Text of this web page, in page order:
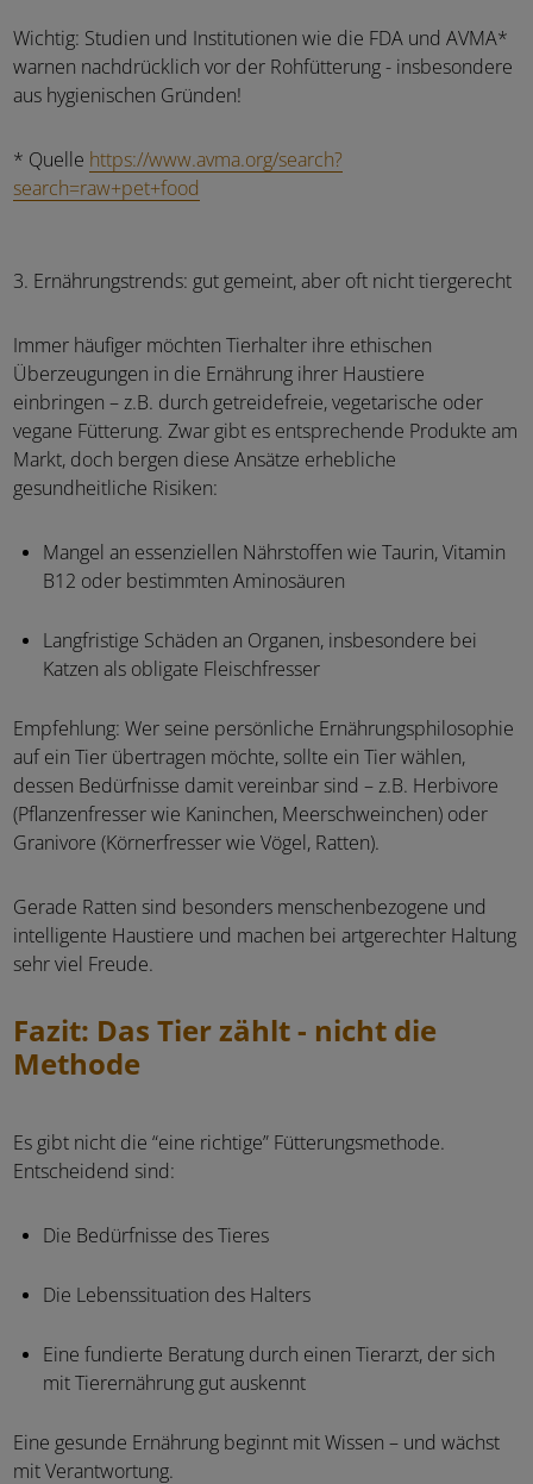
Wichtig: Studien und Institutionen wie die FDA und AVMA*
warnen nachdrücklich vor der Rohfütterung - insbesondere
aus hygienischen Gründen!
* Quelle https://www.avma.org/search?
search=raw+pet+food
3. Ernährungstrends: gut gemeint, aber oft nicht tiergerecht
Immer häufiger möchten Tierhalter ihre ethischen
Überzeugungen in die Ernährung ihrer Haustiere
einbringen – z.B. durch getreidefreie, vegetarische oder
vegane Fütterung. Zwar gibt es entsprechende Produkte am
Markt, doch bergen diese Ansätze erhebliche
gesundheitliche Risiken:
Mangel an essenziellen Nährstoffen wie Taurin, Vitamin
B12 oder bestimmten Aminosäuren
Langfristige Schäden an Organen, insbesondere bei
Katzen als obligate Fleischfresser
Empfehlung: Wer seine persönliche Ernährungsphilosophie
auf ein Tier übertragen möchte, sollte ein Tier wählen,
dessen Bedürfnisse damit vereinbar sind – z.B. Herbivore
(Pflanzenfresser wie Kaninchen, Meerschweinchen) oder
Granivore (Körnerfresser wie Vögel, Ratten).
Gerade Ratten sind besonders menschenbezogene und
intelligente Haustiere und machen bei artgerechter Haltung
sehr viel Freude.
Fazit: Das Tier zählt - nicht die
Methode
Es gibt nicht die “eine richtige” Fütterungsmethode.
Entscheidend sind:
Die Bedürfnisse des Tieres
Die Lebenssituation des Halters
Eine fundierte Beratung durch einen Tierarzt, der sich
mit Tierernährung gut auskennt
Eine gesunde Ernährung beginnt mit Wissen – und wächst
mit Verantwortung.